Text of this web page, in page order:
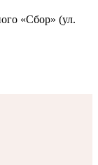
«Сбор» (ул.